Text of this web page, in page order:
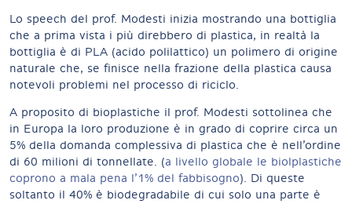
Lo speech del prof. Modesti inizia mostrando una bottiglia
che a prima vista i più direbbero di plastica, in realtà la
bottiglia è di PLA (acido polilattico) un polimero di origine
naturale che, se finisce nella frazione della plastica causa
notevoli problemi nel processo di riciclo.
A proposito di bioplastiche il prof. Modesti sottolinea che
in Europa la loro produzione è in grado di coprire circa un
5% della domanda complessiva di plastica che è nell’ordine
di 60 milioni di tonnellate. (a livello globale le biolplastiche
coprono a mala pena l’1% del fabbisogno). Di queste
soltanto il 40% è biodegradabile di cui solo una parte è